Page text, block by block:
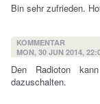
Bin sehr zufrieden.
KOMMENTAR
MON, 30 JUN 2014,
Den Radioton
dazuschalten.